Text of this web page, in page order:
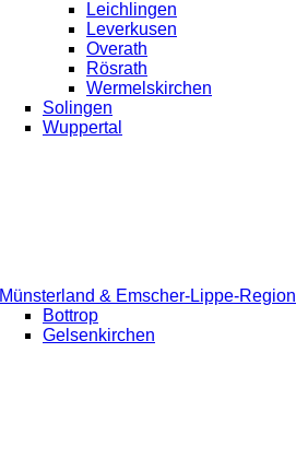
Leichlingen
Leverkusen
Overath
Rösrath
Wermelskirchen
Solingen
Wuppertal
Münsterland & Emscher-Lippe-Region
Bottrop
Gelsenkirchen